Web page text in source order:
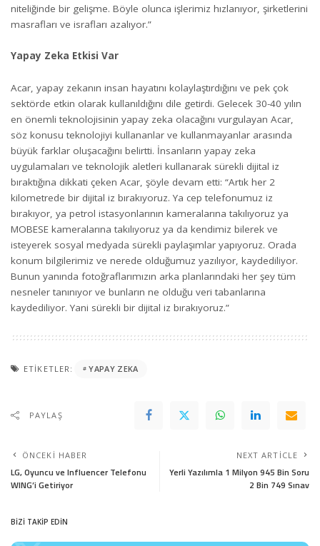
niteliğinde bir gelişme. Böyle olunca işlerimiz hızlanıyor, şirketlerini
masrafları ve israfları azalıyor.”
Yapay Zeka Etkisi Var
Acar, yapay zekanın insan hayatını kolaylaştırdığını ve pek çok
sektörde etkin olarak kullanıldığını dile getirdi. Gelecek 30-40 yılın
en önemli teknolojisinin yapay zeka olacağını vurgulayan Acar,
söz konusu teknolojiyi kullananlar ve kullanmayanlar arasında
büyük farklar oluşacağını belirtti. İnsanların yapay zeka
uygulamaları ve teknolojik aletleri kullanarak sürekli dijital iz
bıraktığına dikkati çeken Acar, şöyle devam etti: “Artık her 2
kilometrede bir dijital iz bırakıyoruz. Ya cep telefonumuz iz
bırakıyor, ya petrol istasyonlarının kameralarına takılıyoruz ya
MOBESE kameralarına takılıyoruz ya da kendimiz bilerek ve
isteyerek sosyal medyada sürekli paylaşımlar yapıyoruz. Orada
konum bilgilerimiz ve nerede olduğumuz yazılıyor, kaydediliyor.
Bunun yanında fotoğraflarımızın arka planlarındaki her şey tüm
nesneler tanınıyor ve bunların ne olduğu veri tabanlarına
kaydediliyor. Yani sürekli bir dijital iz bırakıyoruz.”
ETIKETLER: YAPAY ZEKA
PAYLAŞ
ÖNCEKI HABER
LG, Oyuncu ve Influencer Telefonu
WING’i Getiriyor
NEXT ARTICLE
Yerli Yazılımla 1 Milyon 945 Bin Soru
2 Bin 749 Sınav
BİZİ TAKİP EDİN